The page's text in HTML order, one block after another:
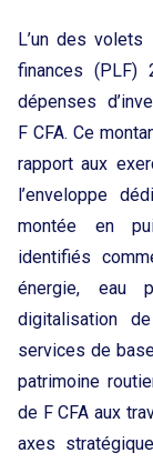
L’un des
finances (PLF)
dépenses
F CFA. Ce
rapport aux
l’enveloppe
montée en
identifiés
énergie, eau
digitalisation
services de
patrimoine
de F CFA aux
axes